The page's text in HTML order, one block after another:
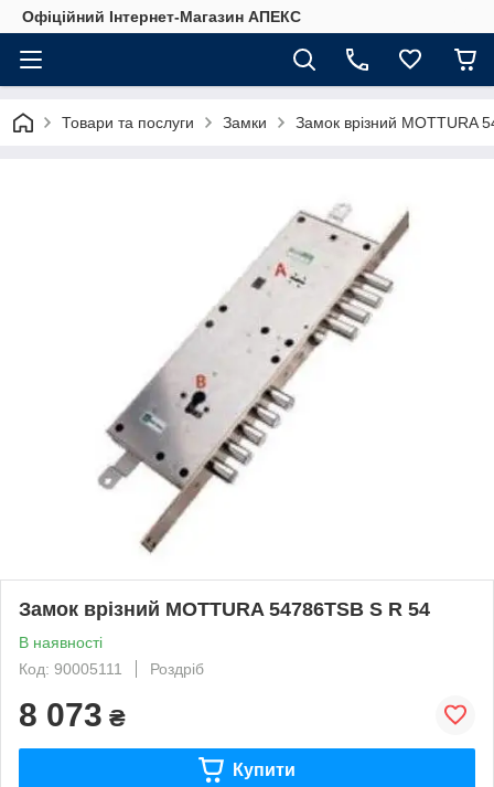
Офіційний Інтернет-Магазин АПЕКС
Товари та послуги Замки Замок врізний MOTTURA
Замок врізний MOTTURA 54786TSB S R 54
В наявності
Код: 90005111
Роздріб
8 073 ₴
Купити